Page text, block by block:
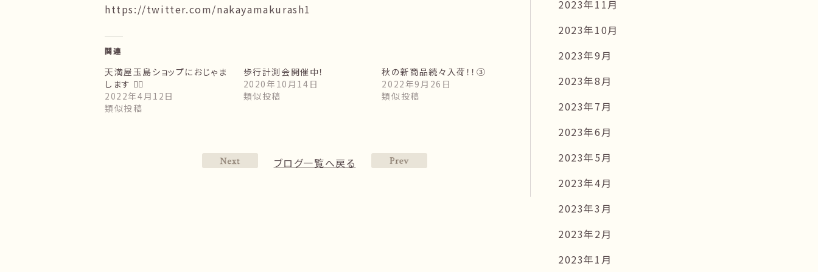
https://twitter.com/nakayamakurash1
関連
天満屋玉島ショップにおじゃま
します 🙇‍♂️
2022年4月12日
類似投稿
歩行計測会開催中！
2020年10月14日
類似投稿
秋の新商品続々入荷！！➂
2022年9月26日
類似投稿
ブログ一覧へ戻る
2023年11月
2023年10月
2023年9月
2023年8月
2023年7月
2023年6月
2023年5月
2023年4月
2023年3月
2023年2月
2023年1月